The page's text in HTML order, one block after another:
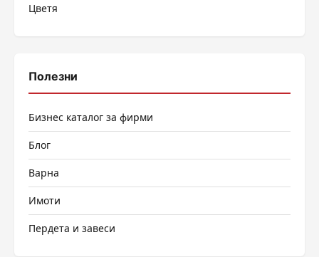
Цветя
Полезни
Бизнес каталог за фирми
Блог
Варна
Имоти
Пердета и завеси